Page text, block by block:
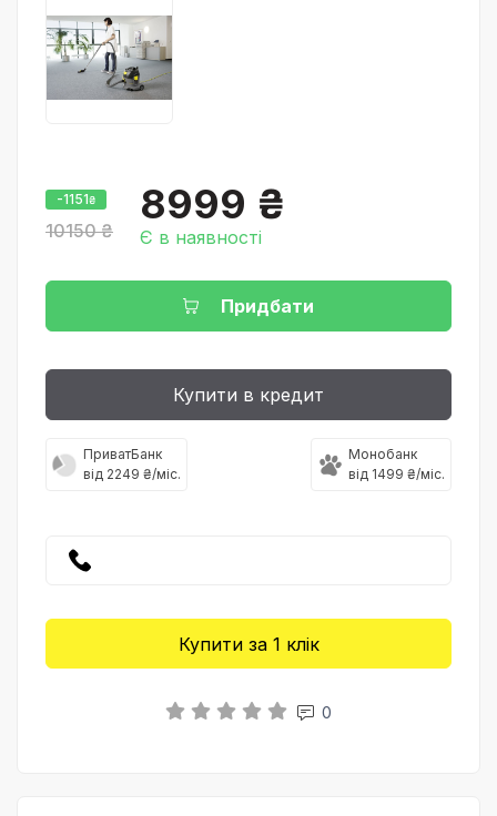
10150 ₴
-1151₴ 8999 ₴
Є в наявності
Придбати
Купити в кредит
ПриватБанк
від 2249 ₴/міс.
Монобанк
від 1499 ₴/міс.
Купити за 1 клiк
0